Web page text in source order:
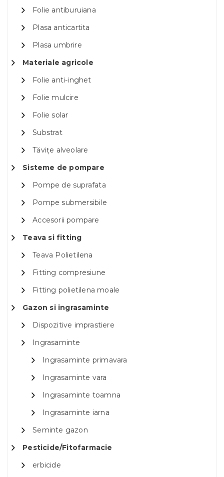
Folie antiburuiana
Plasa anticartita
Plasa umbrire
Materiale agricole
Folie anti-inghet
Folie mulcire
Folie solar
Substrat
Tăvițe alveolare
Sisteme de pompare
Pompe de suprafata
Pompe submersibile
Accesorii pompare
Teava si fitting
Teava Polietilena
Fitting compresiune
Fitting polietilena moale
Gazon si ingrasaminte
Dispozitive imprastiere
Ingrasaminte
Ingrasaminte primavara
Ingrasaminte vara
Ingrasaminte toamna
Ingrasaminte iarna
Seminte gazon
Pesticide/Fitofarmacie
erbicide